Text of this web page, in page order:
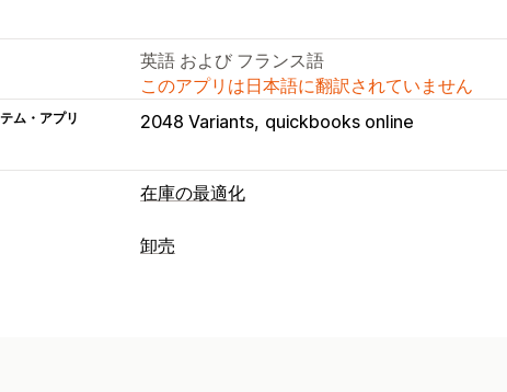
英語 および フランス語
このアプリは日本語に翻訳されていません
ム・アプリ 2048 Variants quickbooks online
在庫の最適化
在庫管理
卸売